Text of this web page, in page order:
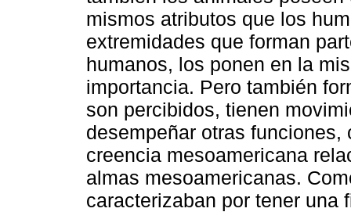
mismos atributos que los
extremidades que forman
humanos, los ponen en la
importancia. Pero también
son percibidos, tienen
desempeñar otras
creencia mesoamericana
almas mesoamericanas.
caracterizaban por tener una